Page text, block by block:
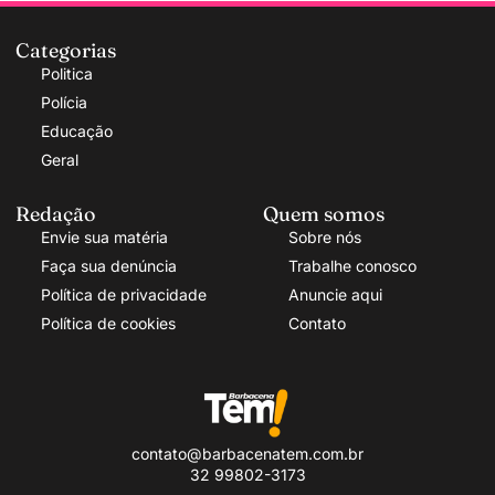
Categorias
Politica
Polícia
Educação
Geral
Redação
Envie sua matéria
Faça sua denúncia
Política de privacidade
Política de cookies
Quem somos
Sobre nós
Trabalhe conosco
Anuncie aqui
Contato
contato@barbacenatem.com.br
32 99802-3173